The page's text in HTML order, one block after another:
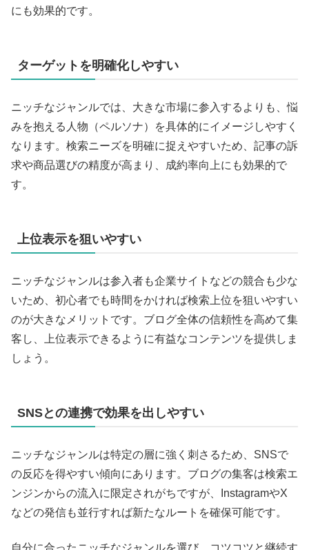
にも効果的です。
ターゲットを明確化しやすい
ニッチなジャンルでは、大きな市場に参入するよりも、悩
みを抱える人物（ペルソナ）を具体的にイメージしやすく
なります。検索ニーズを明確に捉えやすいため、記事の訴
求や商品選びの精度が高まり、成約率向上にも効果的で
す。
上位表示を狙いやすい
ニッチなジャンルは参入者も企業サイトなどの競合も少な
いため、初心者でも時間をかければ検索上位を狙いやすい
のが大きなメリットです。ブログ全体の信頼性を高めて集
客し、上位表示できるように有益なコンテンツを提供しま
しょう。
SNSとの連携で効果を出しやすい
ニッチなジャンルは特定の層に強く刺さるため、SNSで
の反応を得やすい傾向にあります。ブログの集客は検索エ
ンジンからの流入に限定されがちですが、InstagramやX
などの発信も並行すれば新たなルートを確保可能です。
自分に合ったニッチなジャンルを選び、コツコツと継続す